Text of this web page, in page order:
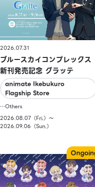
2026.07.31
ブルースカイコンプレックス
新刊発売記念 グラッテ
animate Ikebukuro
Flagship Store
…Others
2026.08.07（Fri.）〜
2026.09.06（Sun.）